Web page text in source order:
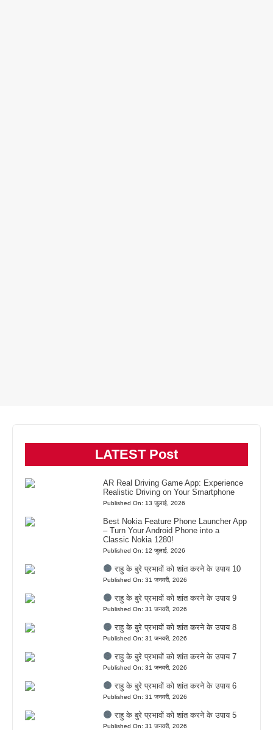
LATEST Post
AR Real Driving Game App: Experience
Realistic Driving on Your Smartphone
Published On: 13 जुलाई, 2026
Best Nokia Feature Phone Launcher App
– Turn Your Android Phone into a
Classic Nokia 1280!
Published On: 12 जुलाई, 2026
राहु के बुरे प्रभावों को शांत करने के उपाय 10
Published On: 31 जनवरी, 2026
राहु के बुरे प्रभावों को शांत करने के उपाय 9
Published On: 31 जनवरी, 2026
राहु के बुरे प्रभावों को शांत करने के उपाय 8
Published On: 31 जनवरी, 2026
राहु के बुरे प्रभावों को शांत करने के उपाय 7
Published On: 31 जनवरी, 2026
राहु के बुरे प्रभावों को शांत करने के उपाय 6
Published On: 31 जनवरी, 2026
राहु के बुरे प्रभावों को शांत करने के उपाय 5
Published On: 31 जनवरी, 2026